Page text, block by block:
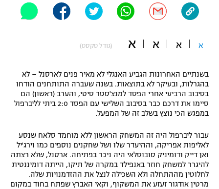
"מחצית בשכונה" – פודקאסט
משתתפים וזוכים בפרסים
תקנון משתתפים וזוכים בפרסים
תקנון עבור פעילות אלקטרה
טניס
גיימינג E-Sports
תנאי שימוש
מדיניות פרטיות
אופניים
ספורט מוטורי
פוטבול אמריקאי NFL
בייסבול MLB
ספורט אתגרי ואקסטרים
אומנויות לחימה
גיימינג E-Sports
א א א א (גודל טקסט)
בשנתיים האחרונות הגביע האנגלי לא מאיר פנים לארסנל – לא
בהגרלות, ובעיקר לא בתוצאות. בשנה שעברה התותחנים הודחו
בסיבוב הרביעי אחרי הפסד למנצ'סטר סיטי, והערב (ראשון) הם
סיימו את דרכם כבר בסיבוב השלישי עם הפסד 2:0 ביתי לליברפול
במפגש הכי נוצץ בשלב זה של המפעל.
עבור ליברפול היה זה המשחק הראשון ללא מוחמד סלאח שנסע
לאליפות אפריקה, וההיעדר שלו ושל שחקנים נוספים כמו וירג'יל
ואן דייק ודומיניק סובוסלאי היה ניכר בפתיחה. ארסנל, שלא רצתה
להיגרר למשחק חוזר באנפילד במקרה של תיקו, הייתה דומיננטית
לחלוטין מההתחלה ולא השכילה לנצל את ההזדמנויות שלה.
מרטין אודגור זעזע את המשקוף, וקאי האברץ שפתח בחוד במקום